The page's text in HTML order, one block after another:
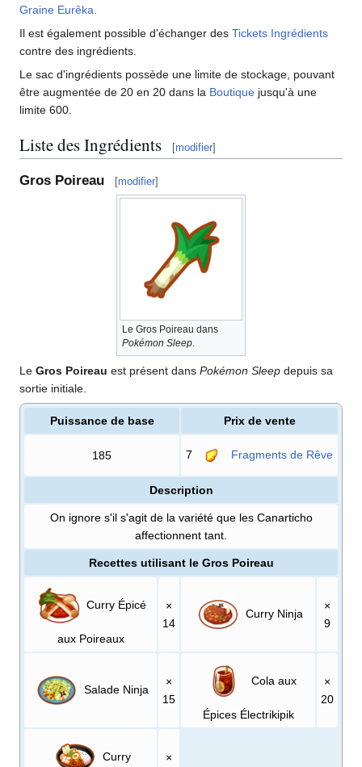
Graine Eurêka
Il est également possible d'échanger des Tickets Ingrédients
contre des ingrédients.
Le sac d'ingrédients possède une limite de stockage, pouvant
être augmentée de 20 en 20 dans la Boutique jusqu'à une
limite 600.
Liste des Ingrédients [modifier]
Gros Poireau [modifier]
Le Gros Poireau dans
Pokémon Sleep.
Le Gros Poireau est présent dans Pokémon Sleep depuis sa
sortie initiale.
Puissance de base Prix de vente
185 7 Fragments de Rêve
Description
On ignore s'il s'agit de la variété que les Canarticho
affectionnent tant.
Recettes utilisant le Gros Poireau
Curry Épicé
aux Poireaux
×
14
Curry Ninja
×
9
Salade Ninja
×
15
Cola aux
Épices Électrikipik
×
20
Curry
×